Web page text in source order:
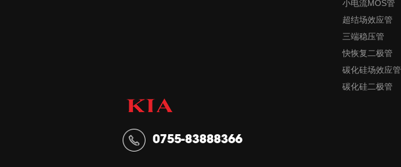
小电流MOS管
超结场效应管
三端稳压管
快恢复二极管
碳化硅场效应管
碳化硅二极管
0755-83888366